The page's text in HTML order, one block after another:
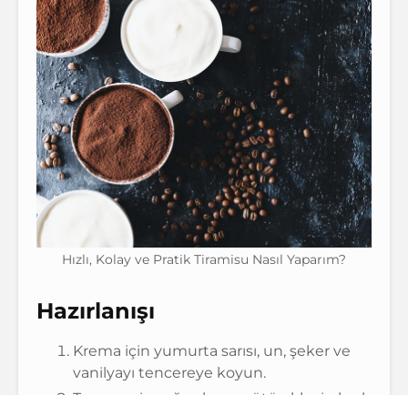
Hızlı, Kolay ve Pratik Tiramisu Nasıl Yaparım?
Hazırlanışı
Krema için yumurta sarısı, un, şeker ve
vanilyayı tencereye koyun.